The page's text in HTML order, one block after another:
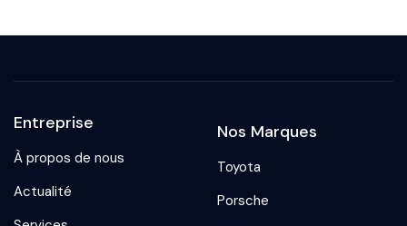
Entreprise
À propos de nous
Actualité
Nos Marques
Toyota
Porsche